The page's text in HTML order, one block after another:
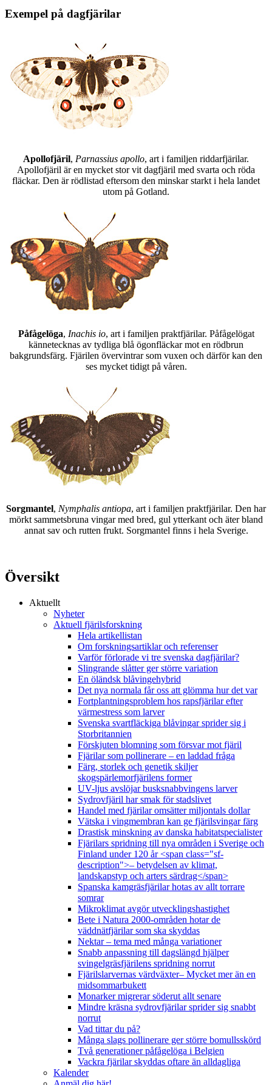
Exempel på dagfjärilar
Apollofjäril, Parnassius apollo, art i familjen riddarfjärilar.
Apollofjäril är en mycket stor vit dagfjäril med svarta och röda
fläckar. Den är rödlistad eftersom den minskar starkt i hela landet
utom på Gotland.
Påfågelöga, Inachis io, art i familjen praktfjärilar. Påfågelögat
kännetecknas av tydliga blå ögonfläckar mot en rödbrun
bakgrundsfärg. Fjärilen övervintrar som vuxen och därför kan den
ses mycket tidigt på våren.
Sorgmantel, Nymphalis antiopa, art i familjen praktfjärilar. Den har
mörkt sammetsbruna vingar med bred, gul ytterkant och äter bland
annat sav och rutten frukt. Sorgmantel finns i hela Sverige.
Översikt
Aktuellt
Nyheter
Aktuell fjärilsforskning
Hela artikellistan
Om forskningsartiklar och referenser
Varför förlorade vi tre svenska dagfjärilar?
Slingrande slåtter ger större variation
En öländsk blåvingehybrid
Det nya normala får oss att glömma hur det var
Fortplantningsproblem hos rapsfjärilar efter
värmestress som larver
Svenska svartfläckiga blåvingar sprider sig i
Storbritannien
Förskjuten blomning som försvar mot fjäril
Fjärilar som pollinerare – en laddad fråga
Färg, storlek och genetik skiljer
skogspärlemorfjärilens former
UV-ljus avslöjar busksnabbvingens larver
Sydrovfjäril har smak för stadslivet
Handel med fjärilar omsätter miljontals dollar
Vätska i vingmembran kan ge fjärilsvingar färg
Drastisk minskning av danska habitatspecialister
Fjärilars spridning till nya områden i Sverige och
Finland under 120 år <span class="sf-
description">– betydelsen av klimat,
landskapstyp och arters särdrag</span>
Spanska kamgräsfjärilar hotas av allt torrare
somrar
Mikroklimat avgör utvecklingshastighet
Bete i Natura 2000-områden hotar de
väddnätfjärilar som ska skyddas
Nektar – tema med många variationer
Snabb anpassning till dagslängd hjälper
svingelgräsfjärilens spridning norrut
Fjärilslarvernas värdväxter– Mycket mer än en
midsommarbukett
Monarker migrerar söderut allt senare
Mindre kräsna sydrovfjärilar sprider sig snabbt
norrut
Vad tittar du på?
Många slags pollinerare ger större bomullsskörd
Två generationer påfågelöga i Belgien
Vackra fjärilar skyddas oftare än alldagliga
Kalender